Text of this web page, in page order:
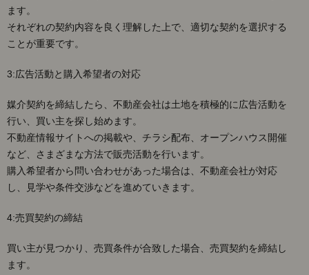
ます。
それぞれの契約内容を良く理解した上で、適切な契約を選択する
ことが重要です。
3:広告活動と購入希望者の対応
媒介契約を締結したら、不動産会社は土地を積極的に広告活動を
行い、買い主を探し始めます。
不動産情報サイトへの掲載や、チラシ配布、オープンハウス開催
など、さまざまな方法で販売活動を行います。
購入希望者から問い合わせがあった場合は、不動産会社が対応
し、見学や条件交渉などを進めていきます。
4:売買契約の締結
買い主が見つかり、売買条件が合致した場合、売買契約を締結し
ます。